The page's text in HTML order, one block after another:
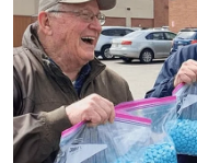
mengenai Majlis
tersebut kira-